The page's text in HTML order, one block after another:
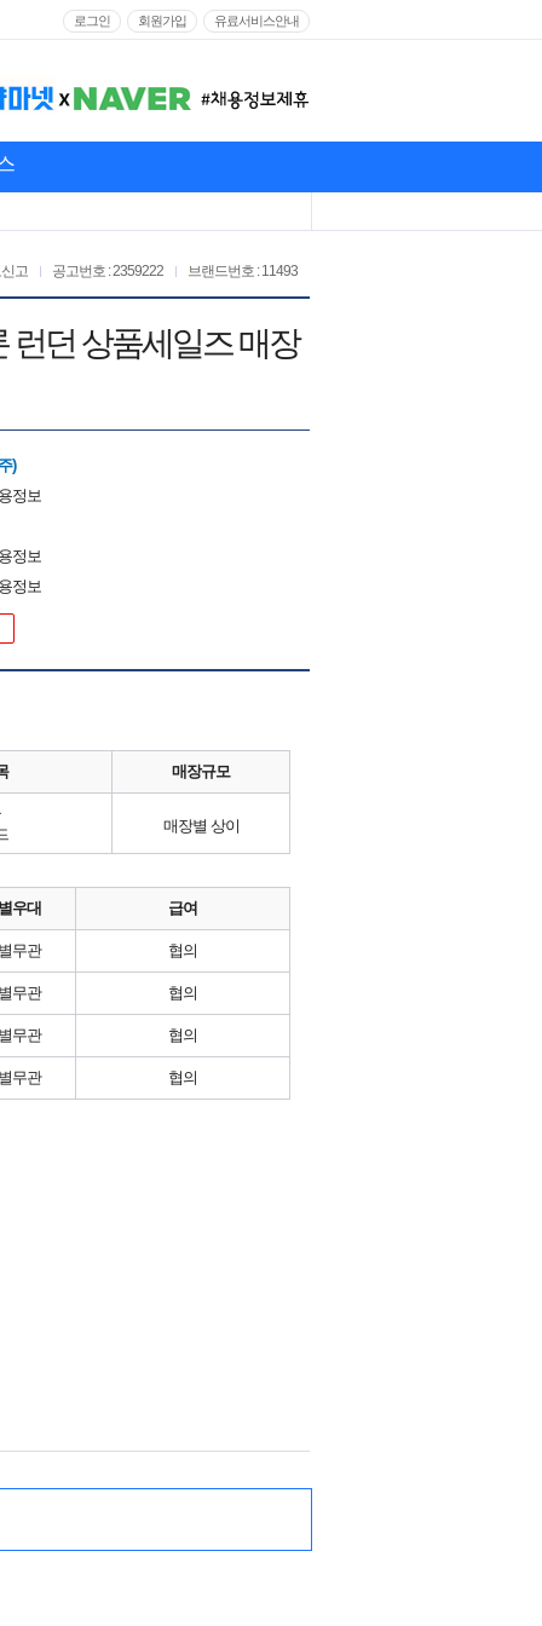
로그인 회원가입 유료서비스안내
브랜드번호 : 11493
공고번호 : 2359222
고
런던 상품세일즈 매장
)
정보
정보
정보
매장규모
매장별 상이
우대 급여
무관 협의
무관 협의
무관 협의
무관 협의